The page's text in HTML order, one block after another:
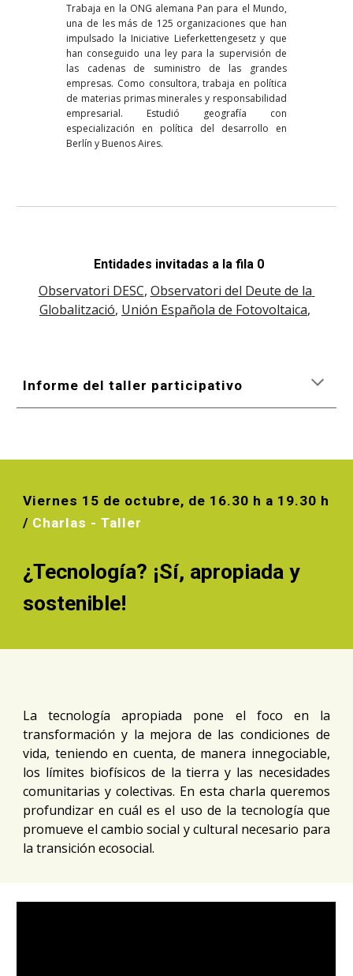
Trabaja en la ONG alemana Pan para el Mundo,
una de les más de 125 organizaciones que han
impulsado la Iniciative Lieferkettengesetz y que
han conseguido una leypara la supervisión de
las cadenas de suministro de las grandes
empresas. Como consultora, trabaja en política
de materias primas minerales y responsabilidad
empresarial. Estudió geografía con
especialización en política del desarrollo en
Berlín y Buenos Aires.
Entidades invitadas a la fila 0
Observatori DESC, Observatori del Deute de la
Globalització, Unión Española de Fotovoltaica,
Informe del taller participativo
Viernes 15 de octubre, de 1 6.30 h a 19.30 h
/ Charlas - Taller
¿Tecnología? ¡Sí, apropiada y
sostenible!
La tecnología apropiada pone el foco en la
transformación y la mejora de las condiciones de
vida, teniendo en cuenta, de manera innegociable,
los límites biofísicos de la tierra y las necesidades
comunitarias y colectivas. En esta charla queremos
profundizar en cuál es el uso de la tecnología que
promueve el cambio social y cultural necesario para
la transición ecosocial.